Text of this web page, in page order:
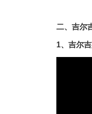
二、吉尔
1、吉尔